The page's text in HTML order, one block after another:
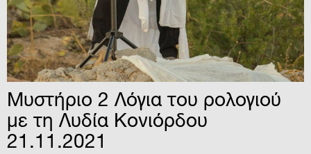
Μυστήριο 2 Λόγια του ρολογιού
με τη Λυδία Κονιόρδου
21.11.2021